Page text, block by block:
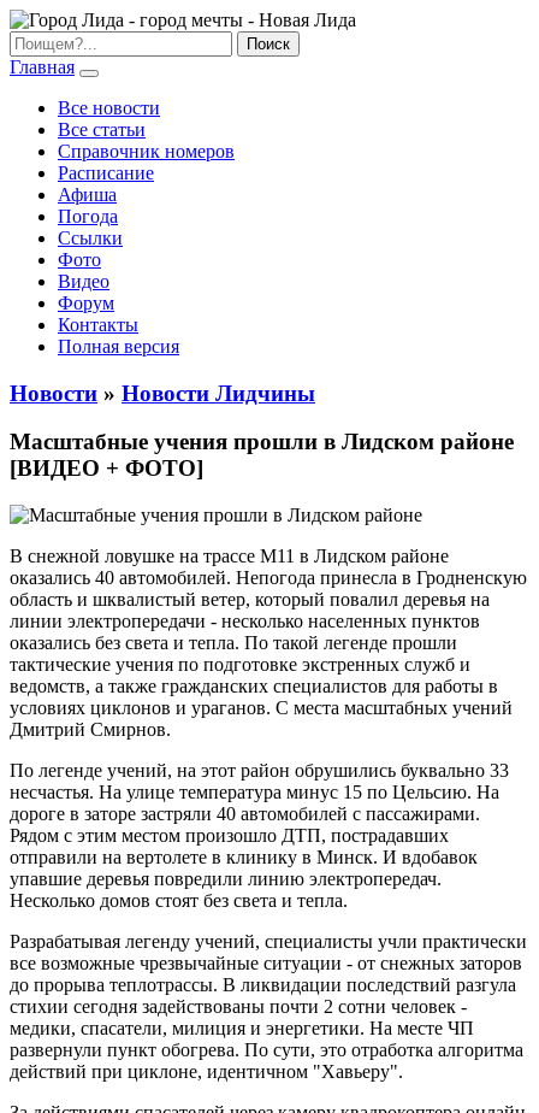
Главная
Все новости
Все статьи
Справочник номеров
Расписание
Афиша
Погода
Ссылки
Фото
Видео
Форум
Контакты
Полная версия
Новости » Новости Лидчины
Масштабные учения прошли в Лидском районе
[ВИДЕО + ФОТО]
В снежной ловушке на трассе М11 в Лидском районе
оказались 40 автомобилей. Непогода принесла в Гродненскую
область и шквалистый ветер, который повалил деревья на
линии электропередачи - несколько населенных пунктов
оказались без света и тепла. По такой легенде прошли
тактические учения по подготовке экстренных служб и
ведомств, а также гражданских специалистов для работы в
условиях циклонов и ураганов. С места масштабных учений
Дмитрий Смирнов.
По легенде учений, на этот район обрушились буквально 33
несчастья. На улице температура минус 15 по Цельсию. На
дороге в заторе застряли 40 автомобилей с пассажирами.
Рядом с этим местом произошло ДТП, пострадавших
отправили на вертолете в клинику в Минск. И вдобавок
упавшие деревья повредили линию электропередач.
Несколько домов стоят без света и тепла.
Разрабатывая легенду учений, специалисты учли практически
все возможные чрезвычайные ситуации - от снежных заторов
до прорыва теплотрассы. В ликвидации последствий разгула
стихии сегодня задействованы почти 2 сотни человек -
медики, спасатели, милиция и энергетики. На месте ЧП
развернули пункт обогрева. По сути, это отработка алгоритма
действий при циклоне, идентичном "Хавьеру".